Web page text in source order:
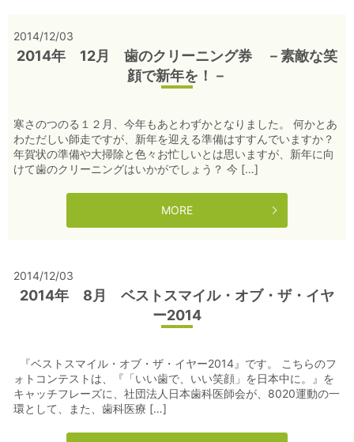
2014/12/03
2014年 12月 歯のクリーニング券 －素敵な笑
顔で新年を！－
寒さのつのる１２月、今年もあとわずかとなりました。 何かとあ
わただしい師走ですが、新年を迎える準備はすすんでいますか？
年賀状の準備や大掃除と色々お忙しいとは思いますが、新年に向
けて歯のクリーニングはいかがでしょう？ 今 […]
MORE
2014/12/03
2014年 8月 ベストスマイル・オブ・ザ・イヤ
ー2014
『ベストスマイル・オブ・ザ・イヤー2014』です。 こちらのフ
ォトコンテストは、『「いい歯で、いい笑顔」を日本中に。』を
キャッチフレーズに、社団法人日本歯科医師会が、8020運動の一
環として、また、歯科医療 […]